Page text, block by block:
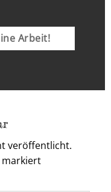
Arbeit!
veröffentlicht.
markiert